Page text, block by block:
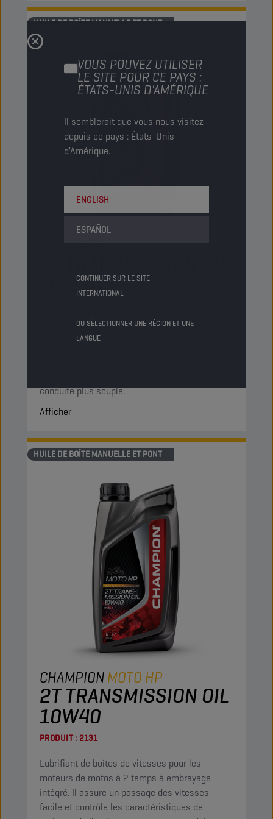
VOUS POUVEZ UTILISER
LE SITE POUR CE PAYS :
ÉTATS-UNIS D'AMÉRIQUE
Il semblerait que vous nous visitez
depuis ce pays : États-Unis
d'Amérique.
ENGLISH
ESPAÑOL
CONTINUER SUR LE SITE
INTERNATIONAL
OU SÉLECTIONNER UNE RÉGION ET UNE
LANGUE
HUILE DE BOÎTE MANUELLE ET PONT
10W30
Ce lubrifiant minéral est conçu pour les
conduite plus souple.
Afficher
HUILE DE BOÎTE MANUELLE ET PONT
CHAMPIONMOTO HP
2T TRANSMISSION OIL
10W40
PRODUIT : 2131
Lubrifiant de boîtes de vitesses pour les
moteurs de motos à 2 temps à embrayage
intégré. Il assure un passage des vitesses
facile et contrôle les caractéristiques de